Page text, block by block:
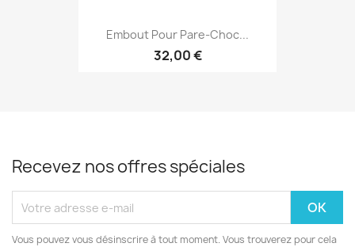
Embout Pour Pare-Choc...
32,00 €
Recevez nos offres spéciales
Vous pouvez vous désinscrire à tout moment. Vous trouverez pour cela